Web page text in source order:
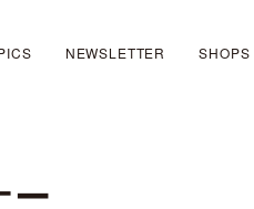
NEWSLETTER SHOPS
ー